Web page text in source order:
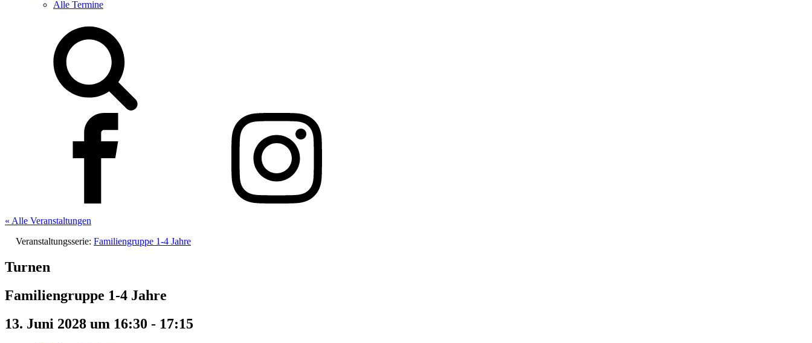
Alle Termine
« Alle Veranstaltungen
Veranstaltungsserie: Familiengruppe 1-4 Jahre
Turnen
Familiengruppe 1-4 Jahre
13. Juni 2028 um 16:30 - 17:15